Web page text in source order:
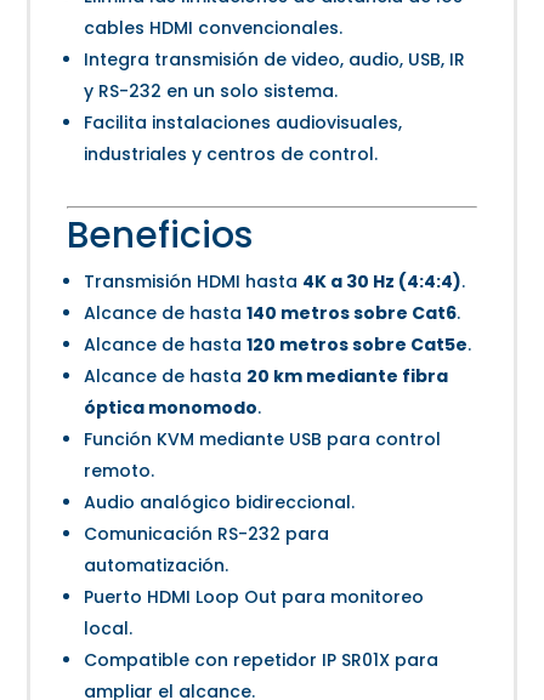
cables HDMI convencionales.
Integra transmisión de video, audio, USB, IR
y RS-232 en un solo sistema.
Facilita instalaciones audiovisuales,
industriales y centros de control.
Beneficios
Transmisión HDMI hasta 4K a 30 Hz (4:4:4).
Alcance de hasta140 metros sobre Cat6.
Alcance de hasta120 metros sobre Cat5e.
Alcance de hasta 20 km mediante fibra
óptica monomodo.
Función KVM mediante USB para control
remoto.
Audio analógico bidireccional.
Comunicación RS-232 para
automatización.
Puerto HDMI Loop Out para monitoreo
local.
Compatible con repetidor IP SR01X para
ampliar el alcance.